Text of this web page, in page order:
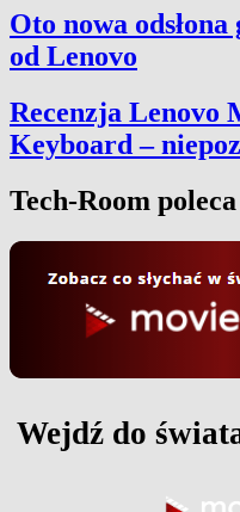
Oto nowa
od Lenovo
Recenzja Lenovo
Keyboard –
Tech-Room poleca
Wejdź do